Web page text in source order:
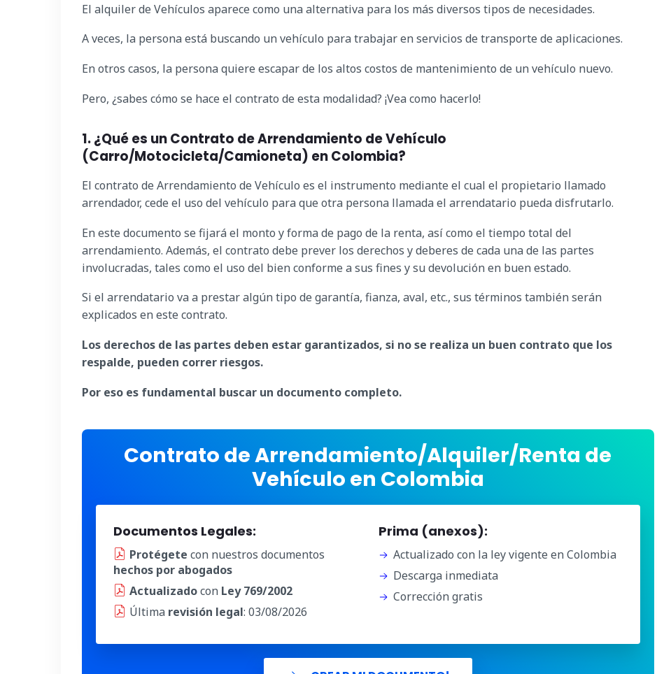
El alquiler de Vehículos aparece como una alternativa para los más diversos tipos de necesidades.
A veces, la persona está buscando un vehículo para trabajar en servicios de transporte de aplicaciones.
En otros casos, la persona quiere escapar de los altos costos de mantenimiento de un vehículo nuevo.
Pero, ¿sabes cómo se hace el contrato de esta modalidad? ¡Vea como hacerlo!
1. ¿Qué es un Contrato de Arrendamiento de Vehículo
(Carro/Motocicleta/Camioneta) en Colombia?
El contrato de Arrendamiento de Vehículo es el instrumento mediante el cual el propietario llamado
arrendador, cede el uso del vehículo para que otra persona llamada el arrendatario pueda disfrutarlo.
En este documento se fijará el monto y forma de pago de la renta, así como el tiempo total del
arrendamiento. Además, el contrato debe prever los derechos y deberes de cada una de las partes
involucradas, tales como el uso del bien conforme a sus fines y su devolución en buen estado.
Si el arrendatario va a prestar algún tipo de garantía, fianza, aval, etc., sus términos también serán
explicados en este contrato.
Los derechos de las partes deben estar garantizados, si no se realiza un buen contrato que los
respalde, pueden correr riesgos.
Por eso es fundamental buscar un documento completo.
Contrato de Arrendamiento/Alquiler/Renta de
Vehículo en Colombia
Documentos Legales:
Protégete con nuestros documentos
hechos por abogados
Actualizadocon Ley 769/2002
Última revisión legal: 03/08/2026
Prima (anexos):
Actualizado con la ley vigente en Colombia
Descarga inmediata
Corrección gratis